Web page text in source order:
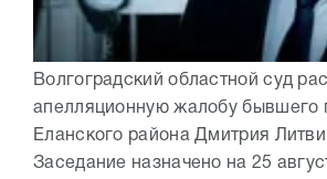
Волгоградский областной суд
апелляционную жалобу бывшего
Еланского района Дмитрия
Заседание назначено на 25